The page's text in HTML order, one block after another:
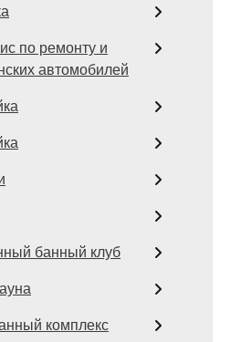
по ремонту и
автомобилей
банный клуб
комплекс